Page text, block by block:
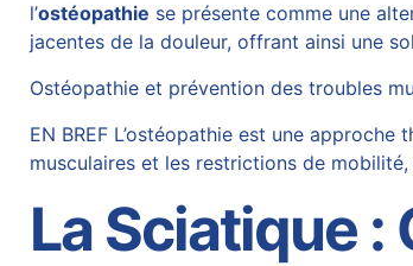
l’ostéopathie se présente comme une
jacentes de la douleur, offrant ainsi une
Ostéopathie et prévention des troubles
EN BREF L’ostéopathie est une
musculaires et les restrictions de
La Sciatique :